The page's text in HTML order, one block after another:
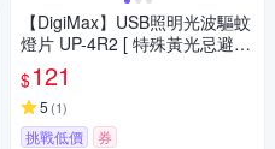
【DigiMax】USB照明光波驅蚊
燈片 UP-4R2 [ 特殊黃光忌避蚊
蟲 ] [ 極簡易操作方便維護 ] [ 可
供緊急照明或閱讀燈使用 ]
$121
5 (1)
挑戰低價 券